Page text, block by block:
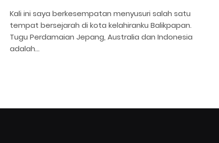
Kali ini saya berkesempatan menyusuri salah satu
tempat bersejarah di kota kelahiranku Balikpapan.
Tugu Perdamaian Jepang, Australia dan Indonesia
adalah…